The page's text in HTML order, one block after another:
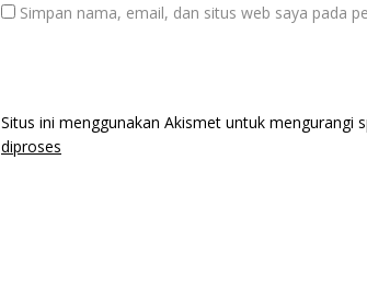
Simpan nama, email, dan situs web saya pada
Situs ini menggunakan Akismet untuk mengurangi
diproses